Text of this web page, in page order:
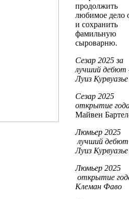
продолжить
любимое дело
и сохранить
фамильную
сыроварню.
Сезар 2025 за
лучший дебют
Луиз Курвуазье
Сезар 2025
открытие
Майвен
Люмьер 2025
лучший
Луиз Курвуазье
Люмьер 2025
открытие
Клеман Фаво